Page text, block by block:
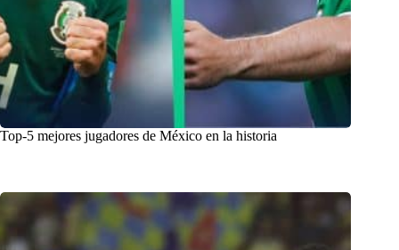
Top-5 mejores jugadores de México en la historia